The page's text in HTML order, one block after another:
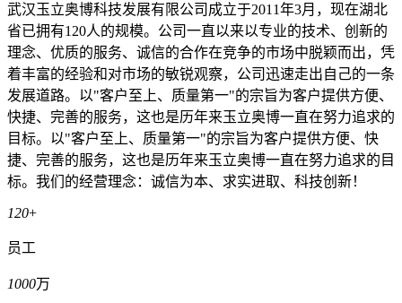
武汉玉立奥博科技发展有限公司成立于2011年3月，现在湖北
省已拥有120人的规模。公司一直以来以专业的技术、创新的
理念、优质的服务、诚信的合作在竞争的市场中脱颖而出，凭
着丰富的经验和对市场的敏锐观察，公司迅速走出自己的一条
发展道路。以"客户至上、质量第一"的宗旨为客户提供方便、
快捷、完善的服务，这也是历年来玉立奥博一直在努力追求的
目标。以"客户至上、质量第一"的宗旨为客户提供方便、快
捷、完善的服务，这也是历年来玉立奥博一直在努力追求的目
标。我们的经营理念：诚信为本、求实进取、科技创新！
120+
员工
1000万